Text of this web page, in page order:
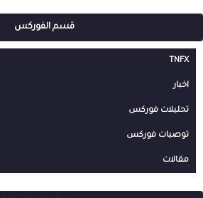
قسم الفوركس
TNFX
اخبار
تحليلات فوركس
توصيات فوركس
مقالات